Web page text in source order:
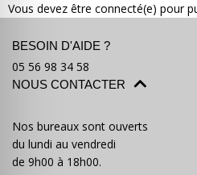
Vous devez être connecté(e) pour
BESOIN D'AIDE ?
05 56 98 34 58
NOUS CONTACTER
Nos bureaux sont ouverts
du lundi au vendredi
de 9h00 à 18h00.